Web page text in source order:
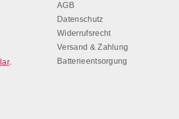
.
AGB
Datenschutz
Widerrufsrecht
Versand & Zahlung
Batterieentsorgung